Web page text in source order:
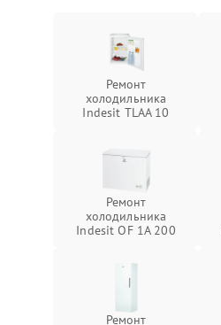
Ремонт
холодильника
Indesit TLAA 10
Ремонт
холодильника
Indesit OF 1A 200
Ремонт